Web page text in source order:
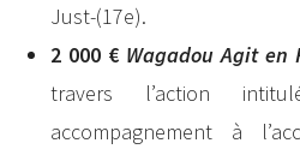
Just-(17e).
2 000 € Wagadou Agit en
travers l’action
accompagnement à